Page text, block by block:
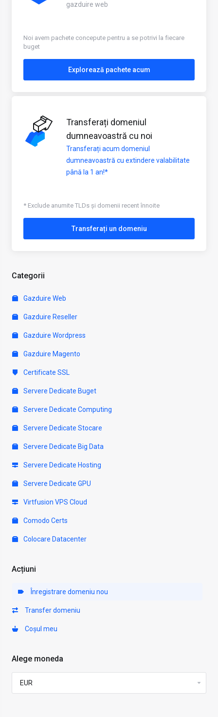
Categorii
Gazduire Web
Gazduire Reseller
Gazduire Wordpress
Gazduire Magento
Certificate SSL
Servere Dedicate Buget
Servere Dedicate Computing
Servere Dedicate Stocare
Servere Dedicate Big Data
Servere Dedicate Hosting
Servere Dedicate GPU
Virtfusion VPS Cloud
Comodo Certs
Colocare Datacenter
Acțiuni
Înregistrare domeniu nou
Transfer domeniu
Coșul meu
Alege moneda
gazduire web
Noi avem pachete concepute pentru a se potrivi la fiecare
buget
Explorează pachete acum
Transferați domeniul
dumneavoastră cu noi
Transferați acum domeniul
dumneavoastră cu extindere valabilitate
până la 1 an!*
* Exclude anumite TLDs și domenii recent înnoite
Transferați un domeniu